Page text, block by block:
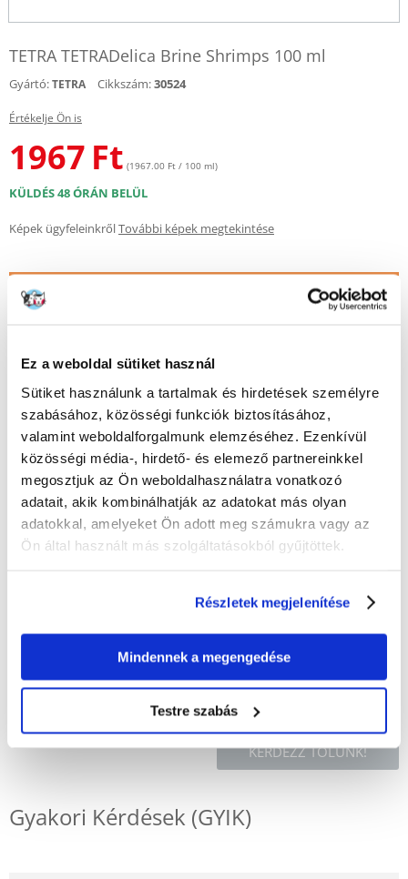
Ez a weboldal sütiket használ
Sütiket használunk a tartalmak és hirdetések személyre
szabásához, közösségi funkciók biztosításához,
valamint weboldalforgalmunk elemzéséhez. Ezenkívül
közösségi média-, hirdető- és elemező partnereinkkel
megosztjuk az Ön weboldalhasználatra vonatkozó
adatait, akik kombinálhatják az adatokat más olyan
adatokkal, amelyeket Ön adott meg számukra vagy az
Ön által használt más szolgáltatásokból gyűjtöttek.
Részletek megjelenítése
Mindennek a megengedése
Testre szabás
TETRA TETRADelica Brine Shrimps 100 ml
Gyártó:TETRA Cikkszám:30524
Értékelje Ön is
1967 Ft (1967.00 Ft / 100 ml)
KÜLDÉS 48 ÓRÁN BELÜL
Képek ügyfeleinkrőlTovábbi képek megtekintése
Leírás
Részletek
Artemia: magas tápértékű, rendkívül hatékony karotinoidok a halak
természetes színezéséhez.
Óvatosan és kíméletesen fagyasztva szárított
A természetes élelmiszerek teljes tápértéke
Fajoknak megfelelő étrend az ízletes és változatos táplálkozás
érdekében
Kiváló kiegészítője az alapélelmiszereknek, pl. TetraMin
Nyersfehérje 45,0%, nyerszsír 6,0%, nyersrost 7,0%, nedvességtartalom
KÉRDEZZ TŐLÜNK!
Gyakori Kérdések (GYIK)